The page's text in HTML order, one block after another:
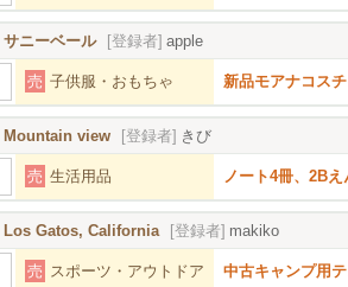
サニーベール [登録者] apple
売 子供服・おもちゃ 新品モアナコス
Mountain view [登録者] きび
売 生活用品 ノート4冊、2B
Los Gatos, California [登録者] makiko
売 スポーツ・アウトドア 中古キャンプ用